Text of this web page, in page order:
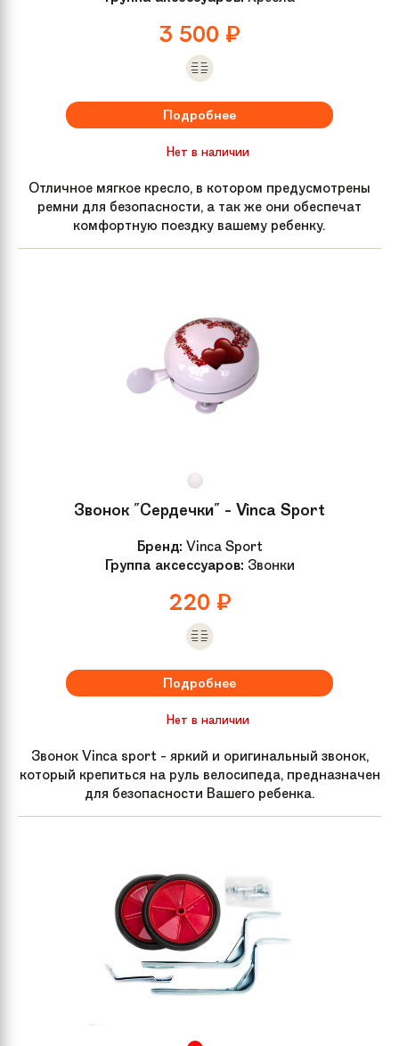
3 500 ₽
Подробнее
Нет в наличии
Отличное мягкое кресло, в котором предусмотрены
ремни для безопасности, а так же они обеспечат
комфортную поездку вашему ребенку.
Звонок "Сердечки" - Vinca Sport
Бренд: Vinca Sport
Группа аксессуаров: Звонки
220 ₽
Подробнее
Нет в наличии
Звонок Vinca sport - яркий и оригинальный звонок,
который крепиться на руль велосипеда, предназначен
для безопасности Вашего ребенка.